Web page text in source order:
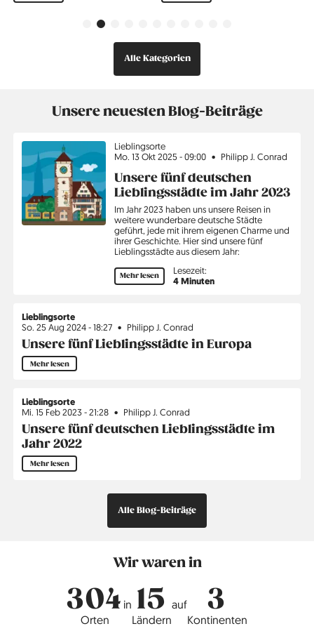
Alle Kategorien
Unsere neuesten Blog-Beiträge
Thema
Lieblingsorte
Mo. 13 Okt 2025 - 09:00
Philipp J. Conrad
Unsere fünf deutschen
Lieblingsstädte im Jahr 2023
Im Jahr 2023 haben uns unsere Reisen in
weitere wunderbare deutsche Städte
geführt, jede mit ihrem eigenen Charme und
ihrer Geschichte. Hier sind unsere fünf
Lieblingsstädte aus diesem Jahr:
Mehr lesen Lesezeit:
4 Minuten
Lieblingsorte
So. 25 Aug 2024 - 18:27 Philipp J. Conrad
Unsere fünf Lieblingsstädte in Europa
Mehr lesen
Lieblingsorte
Mi. 15 Feb 2023 - 21:28 Philipp J. Conrad
Unsere fünf deutschen Lieblingsstädte im
Jahr 2022
Mehr lesen
Alle Blog-Beiträge
Wir waren in
304
Orten
in 15
Ländern
auf 3
Kontinenten